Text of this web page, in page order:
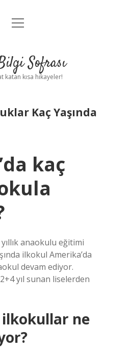
Anasayfa
Uyarı
menüyü
Sofrası
katan kısa hikayeler!
Kaç Yaşında
kaç
anaokulu eğitimi
ilkokul Amerika’da
devam ediyor.
yıl sunan liselerden
ilkokullar ne